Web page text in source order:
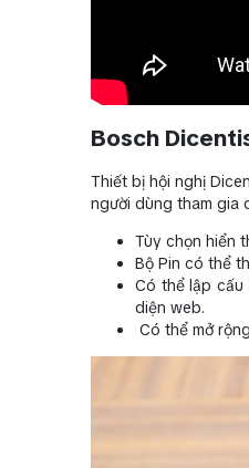
Bosch
Thiết bị hội nghị
người dùng tham gia
Tùy chọn hiển
Bộ Pin có thể
Có thể lập cấu
diện web.
Có thể mở